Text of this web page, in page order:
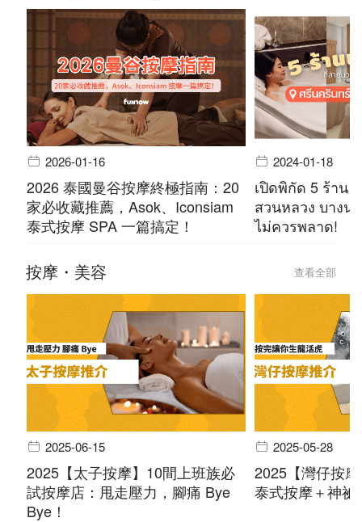
2026-01-16
2026 泰國曼谷按摩終極指南：20
家必收藏推薦，Asok、Iconsiam
泰式按摩 SPA 一篇搞定！
2024-01-18
เปิดพิกัด 5 ร้าน
สวนหลวง บาง
ไม่ควรพลาด!
按摩・美容 查看全部
2025-06-15
2025【太子按摩】10間上班族必
試按摩店：甩走壓力，腳痛 Bye
Bye！
2025-05-28
2025【灣仔按
泰式按摩＋神